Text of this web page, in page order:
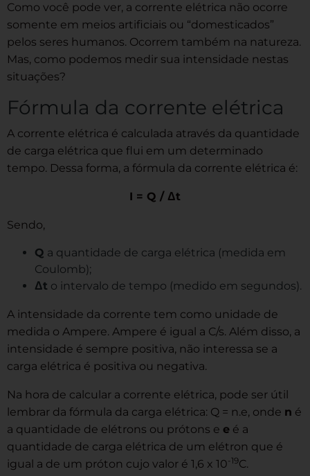
Como você pode ver, a corrente elétrica não ocorre
somente em meios artificiais ou “domesticados”
pelos seres humanos. Ocorrem também na natureza.
Mas, como podemos medir sua intensidade nestas
situações?
Fórmula da corrente elétrica
A corrente elétrica é calculada através da quantidade
de carga elétrica que flui em um determinado
tempo. Dessa forma, a fórmula da corrente elétrica é:
I = Q / Δt
Sendo,
Q a quantidade de carga elétrica (medida em
Coulomb);
Δt o intervalo de tempo (medido em segundos).
A intensidade da corrente tem como unidade de
medida o Ampere. Ampere é igual a C/s. Além disso, a
intensidade é sempre positiva, não interessa se a
carga elétrica é positiva ou negativa.
Na hora de calcular a corrente elétrica, pode ser útil
lembrar da fórmula da carga elétrica: Q = n.e, onde n é
a quantidade de elétrons ou prótons e e é a
quantidade de carga elétrica de um elétron que é
igual a de um próton cujo valor é 1,6 x 10-19C.